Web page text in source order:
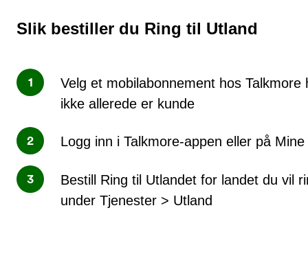
Slik bestiller du Ring til Utland
Velg et mobilabonnement hos Talkmore
ikke allerede er kunde
Logg inn i Talkmore-appen eller på Mine
Bestill Ring til Utlandet for landet du vil
under Tjenester > Utland